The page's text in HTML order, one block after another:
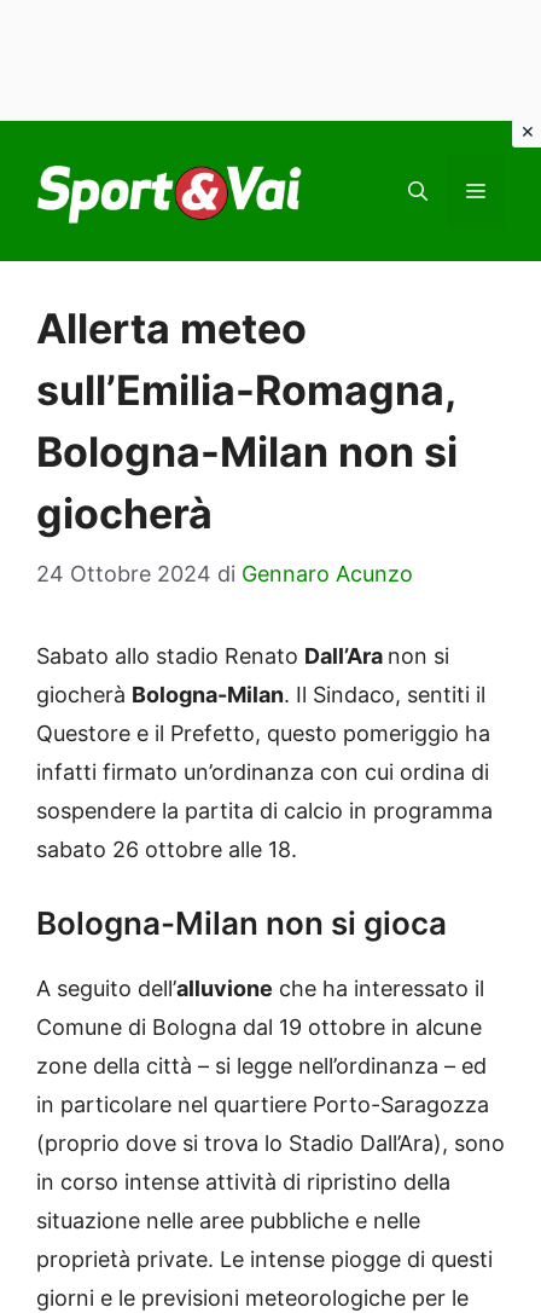
contenuto
Allerta meteo
sull’Emilia-Romagna,
Bologna-Milan non si
giocherà
24 Ottobre 2024 di Gennaro Acunzo
Sabato allo stadio Renato Dall’Ara non si
giocherà Bologna-Milan. Il Sindaco, sentiti il
Questore e il Prefetto, questo pomeriggio ha
infatti firmato un’ordinanza con cui ordina di
sospendere la partita di calcio in programma
sabato 26 ottobre alle 18.
Bologna-Milan non si gioca
A seguito dell’alluvione che ha interessato il
Comune di Bologna dal 19 ottobre in alcune
zone della città – si legge nell’ordinanza – ed
in particolare nel quartiere Porto-Saragozza
(proprio dove si trova lo Stadio Dall’Ara), sono
in corso intense attività di ripristino della
situazione nelle aree pubbliche e nelle
proprietà private. Le intense piogge di questi
giorni e le previsioni meteorologiche per le